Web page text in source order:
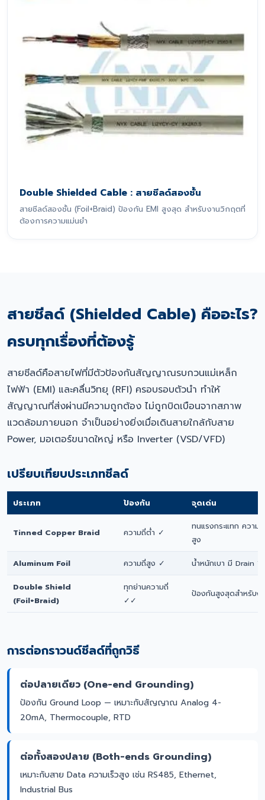
Double Shielded Cable : สายชีลด์สองชั้น
สายชีลด์สองชั้น (Foil+Braid) ป้องกัน EMI สูงสุด สำหรับงานวิกฤตที่
ต้องการความแม่นยำ
สายชีลด์ (Shielded Cable) คืออะไร?
ครบทุกเรื่องที่ต้องรู้
สายชีลด์คือสายไฟที่มีตัวป้องกันสัญญาณรบกวนแม่เหล็ก
ไฟฟ้า (EMI) และคลื่นวิทยุ (RFI) ครอบรอบตัวนำ ทำให้
สัญญาณที่ส่งผ่านมีความถูกต้อง ไม่ถูกบิดเบือนจากสภาพ
แวดล้อมภายนอก จำเป็นอย่างยิ่งเมื่อเดินสายใกล้กับสาย
Power, มอเตอร์ขนาดใหญ่ หรือ Inverter (VSD/VFD)
เปรียบเทียบประเภทชีลด์
ประเภท ป้องกัน จุดเด่น
Tinned Copper Braid ความถี่ต่ำ ✓
ทนแรงกระแทก ความ
สูง
Aluminum Foil ความถี่สูง ✓ น้ำหนักเบา มี Drain
Double Shield
(Foil+Braid)
ทุกย่านความถี่
✓✓
ป้องกันสูงสุดสำหรับง
การต่อกราวนด์ชีลด์ที่ถูกวิธี
ต่อปลายเดียว (One-end Grounding)
ป้องกัน Ground Loop — เหมาะกับสัญญาณ Analog 4-
20mA, Thermocouple, RTD
ต่อทั้งสองปลาย (Both-ends Grounding)
เหมาะกับสาย Data ความเร็วสูง เช่น RS485, Ethernet,
Industrial Bus